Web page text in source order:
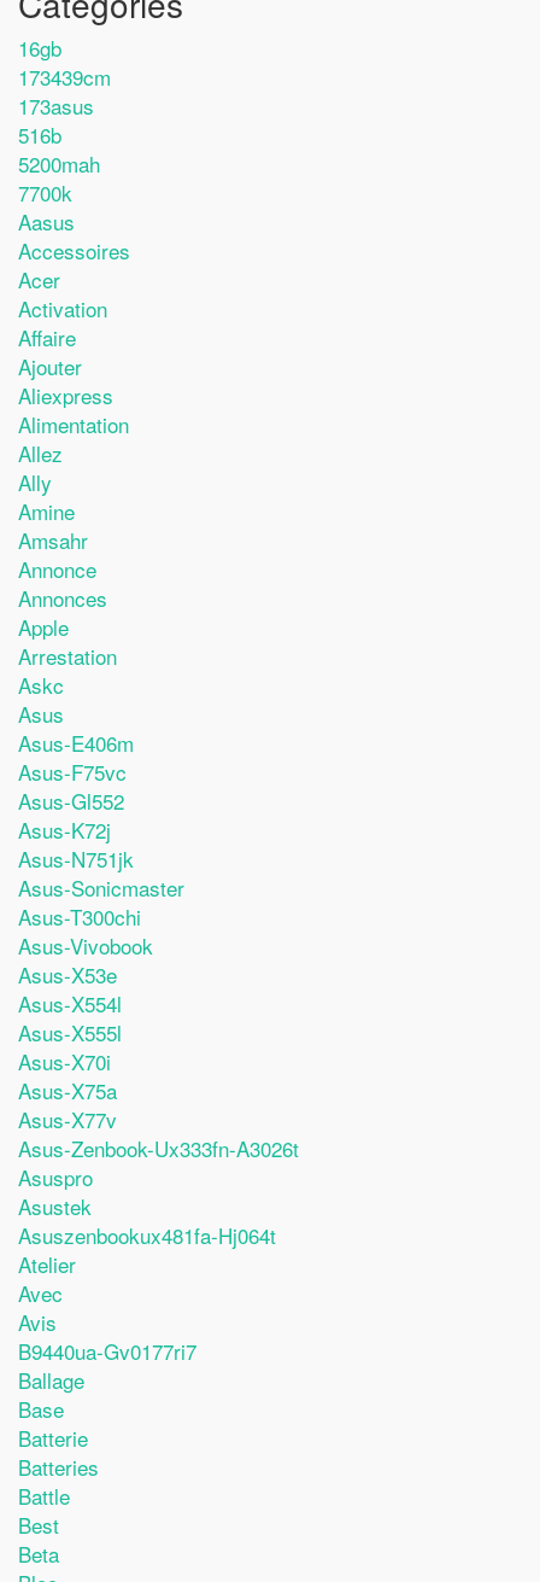
16gb
173439cm
173asus
516b
5200mah
7700k
Aasus
Accessoires
Acer
Activation
Affaire
Ajouter
Aliexpress
Alimentation
Allez
Ally
Amine
Amsahr
Annonce
Annonces
Apple
Arrestation
Askc
Asus
Asus-E406m
Asus-F75vc
Asus-Gl552
Asus-K72j
Asus-N751jk
Asus-Sonicmaster
Asus-T300chi
Asus-Vivobook
Asus-X53e
Asus-X554l
Asus-X555l
Asus-X70i
Asus-X75a
Asus-X77v
Asus-Zenbook-Ux333fn-A3026t
Asuspro
Asustek
Asuszenbookux481fa-Hj064t
Atelier
Avec
Avis
B9440ua-Gv0177ri7
Ballage
Base
Batterie
Batteries
Battle
Best
Beta